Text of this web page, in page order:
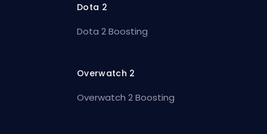
Dota 2
Dota 2 Boosting
Overwatch 2
Overwatch 2 Boosting